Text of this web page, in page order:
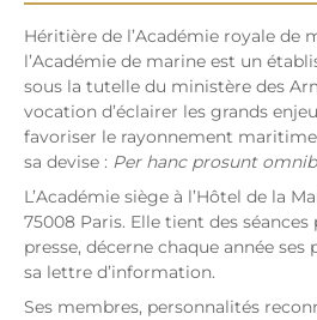
Héritière de l’Académie royale de
l’Académie de marine est un
sous la tutelle du ministère des
vocation d’éclairer les grands
favoriser le rayonnement maritime
sa devise : Per hanc prosunt
L’Académie siège à l’Hôtel de la
75008 Paris. Elle tient des
presse, décerne chaque année ses
sa lettre d’information.
Ses membres, personnalités